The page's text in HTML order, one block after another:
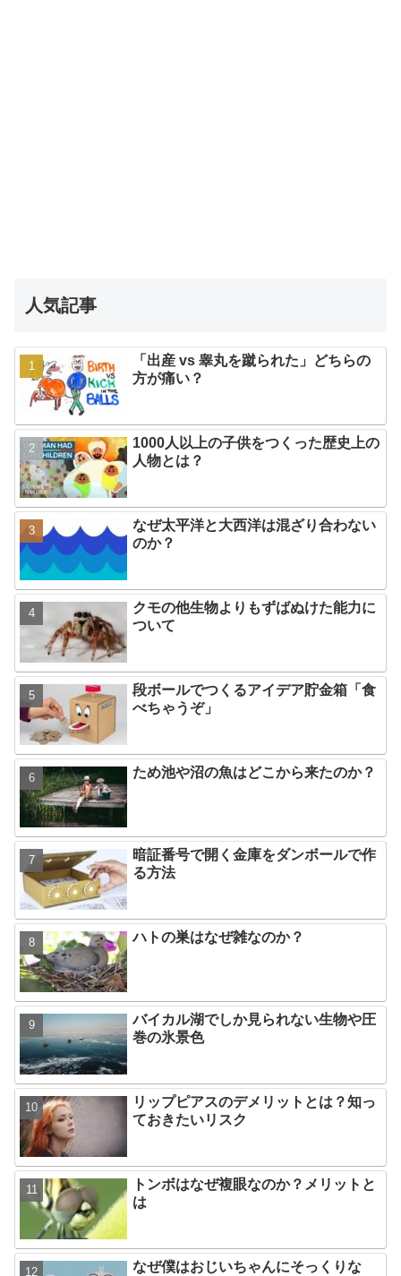
人気記事
「出産 vs 睾丸を蹴られた」どちらの
方が痛い？
1000人以上の子供をつくった歴史上の
人物とは？
なぜ太平洋と大西洋は混ざり合わない
のか？
クモの他生物よりもずばぬけた能力に
ついて
段ボールでつくるアイデア貯金箱「食
べちゃうぞ」
ため池や沼の魚はどこから来たのか？
暗証番号で開く金庫をダンボールで作
る方法
ハトの巣はなぜ雑なのか？
バイカル湖でしか見られない生物や圧
巻の氷景色
リップピアスのデメリットとは？知っ
ておきたいリスク
トンボはなぜ複眼なのか？メリットと
は
なぜ僕はおじいちゃんにそっくりな